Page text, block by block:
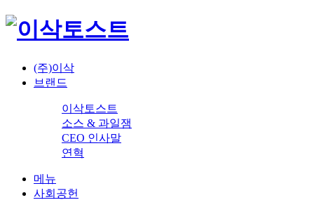
(주)이삭
브랜드
이삭토스트
소스 & 과일잼
CEO 인사말
연혁
메뉴
사회공헌